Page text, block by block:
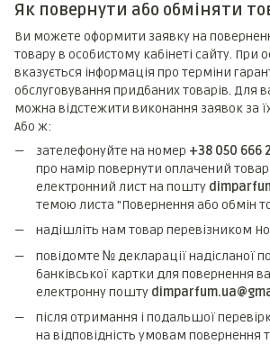
Як повернути або обміняти
Ви можете оформити заявку на
товару в особистому кабінеті сайту. При
вказується інформація про терміни
обслуговування придбаних товарів. Для
можна відстежити виконання заявок за
Або ж:
зателефонуйте на номер +38 050 666
про намір повернути оплачений
електронний лист на пошту
темою листа "Повернення або обмін
надішліть нам товар перевізником
повідомте № декларації надісланої
банківської картки для повернення
електронну пошту
після отримання і подальшої
на відповідність умовам повернення